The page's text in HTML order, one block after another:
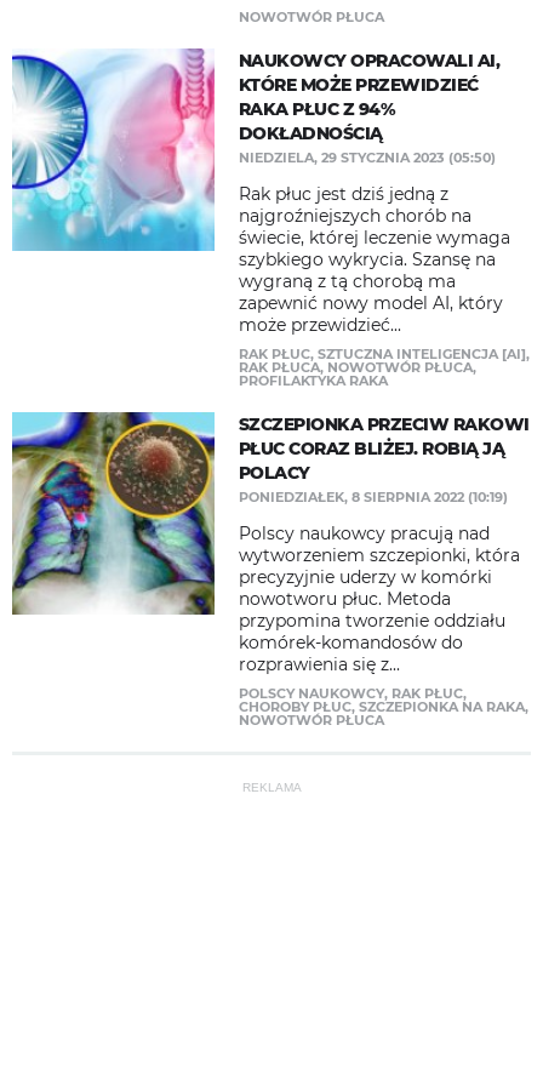
NOWOTWÓR PŁUCA
NAUKOWCY OPRACOWALI AI,
KTÓRE MOŻE PRZEWIDZIEĆ
RAKA PŁUC Z 94%
DOKŁADNOŚCIĄ
NIEDZIELA, 29 STYCZNIA 2023 (05:50)
Rak płuc jest dziś jedną z
najgroźniejszych chorób na
świecie, której leczenie wymaga
szybkiego wykrycia. Szansę na
wygraną z tą chorobą ma
zapewnić nowy model AI, który
może przewidzieć...
RAK PŁUC, SZTUCZNA INTELIGENCJA [AI],
RAK PŁUCA, NOWOTWÓR PŁUCA,
PROFILAKTYKA RAKA
SZCZEPIONKA PRZECIW RAKOWI
PŁUC CORAZ BLIŻEJ. ROBIĄ JĄ
POLACY
PONIEDZIAŁEK, 8 SIERPNIA 2022 (10:19)
Polscy naukowcy pracują nad
wytworzeniem szczepionki, która
precyzyjnie uderzy w komórki
nowotworu płuc. Metoda
przypomina tworzenie oddziału
komórek-komandosów do
rozprawienia się z...
POLSCY NAUKOWCY, RAK PŁUC,
CHOROBY PŁUC, SZCZEPIONKA NA RAKA,
NOWOTWÓR PŁUCA
REKLAMA